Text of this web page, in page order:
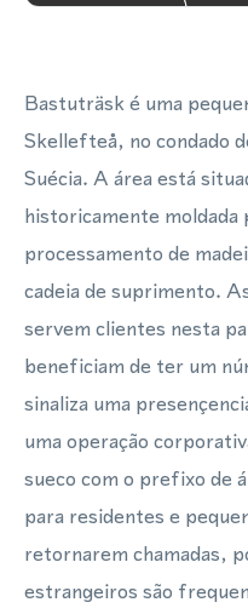
Bastuträsk é uma
Skellefteå, no condado
Suécia. A área está
historicamente moldada
processamento de
cadeia de suprimento.
servem clientes nesta
beneficiam de ter um
sinaliza uma
uma operação
sueco com o prefixo de
para residentes e
retornarem chamadas,
estrangeiros são